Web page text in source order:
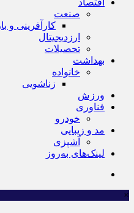
اقتصاد
صنعت
کارآفرینی و
ارزدیجیتال
تحصیلات
بهداشت
خانواده
زناشویی
ورزش
فناوری
خودرو
مد و زیبایی
آشپزی
لینک‌های به‌روز
×